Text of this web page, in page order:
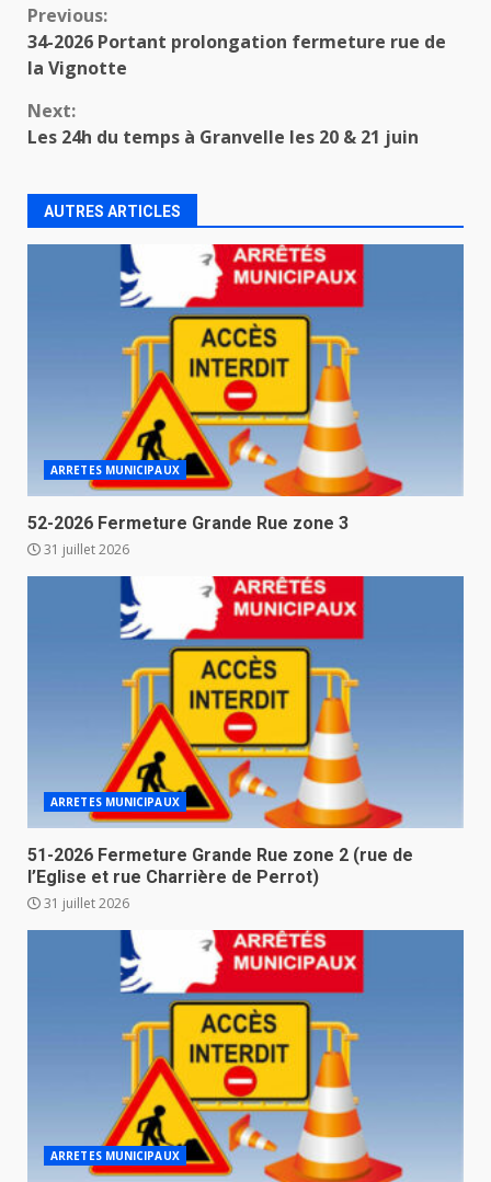
Continue
Reading
Previous:
34-2026 Portant prolongation fermeture rue de
la Vignotte
Next:
Les 24h du temps à Granvelle les 20 & 21 juin
AUTRES ARTICLES
ARRETES MUNICIPAUX
52-2026 Fermeture Grande Rue zone 3
31 juillet 2026
ARRETES MUNICIPAUX
51-2026 Fermeture Grande Rue zone 2 (rue de
l’Eglise et rue Charrière de Perrot)
31 juillet 2026
ARRETES MUNICIPAUX